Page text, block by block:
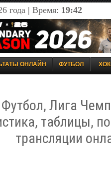
года | Время: 19:42
ОНЛАЙН ФУТБОЛ
Лига
таблицы,
трансляции